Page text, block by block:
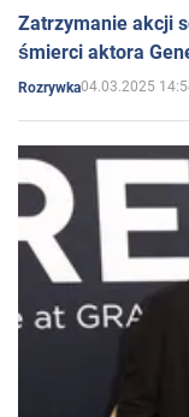
Zatrzymanie akcji
śmierci aktora
Rozrywka04.03.2025